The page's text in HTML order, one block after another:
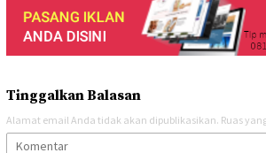
Tinggalkan Balasan
Alamat email Anda tidak akan dipublikasikan. Ruas